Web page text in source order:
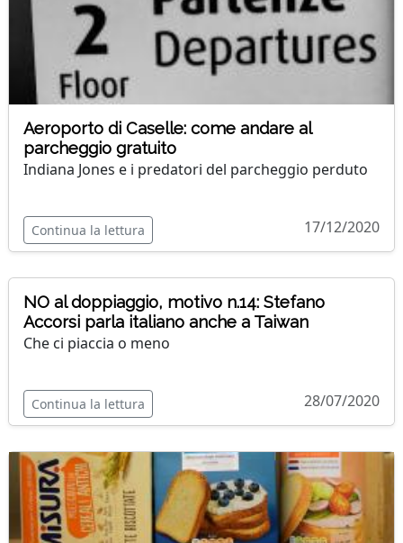
Aeroporto di Caselle: come andare al
parcheggio gratuito
Indiana Jones e i predatori del parcheggio perduto
Continua la lettura 17/12/2020
NO al doppiaggio, motivo n.14: Stefano
Accorsi parla italiano anche a Taiwan
Che ci piaccia o meno
Continua la lettura 28/07/2020